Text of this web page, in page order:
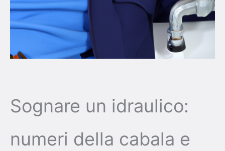
Sognare un idraulico:
numeri della cabala e